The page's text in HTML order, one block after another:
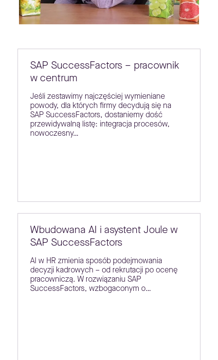
SAP SuccessFactors – pracownik
w centrum
Jeśli zestawimy najczęściej wymieniane
powody, dla których firmy decydują się na
SAP SuccessFactors, dostaniemy dość
przewidywalną listę: integracja procesów,
nowoczesny…
Wbudowana AI i asystent Joule w
SAP SuccessFactors
AI w HR zmienia sposób podejmowania
decyzji kadrowych – od rekrutacji po ocenę
pracowniczą. W rozwiązaniu SAP
SuccessFactors, wzbogaconym o…